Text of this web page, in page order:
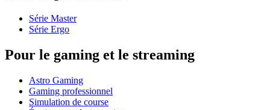
Série Master
Série Ergo
Pour le gaming et le streaming
Astro Gaming
Gaming professionnel
Simulation de course